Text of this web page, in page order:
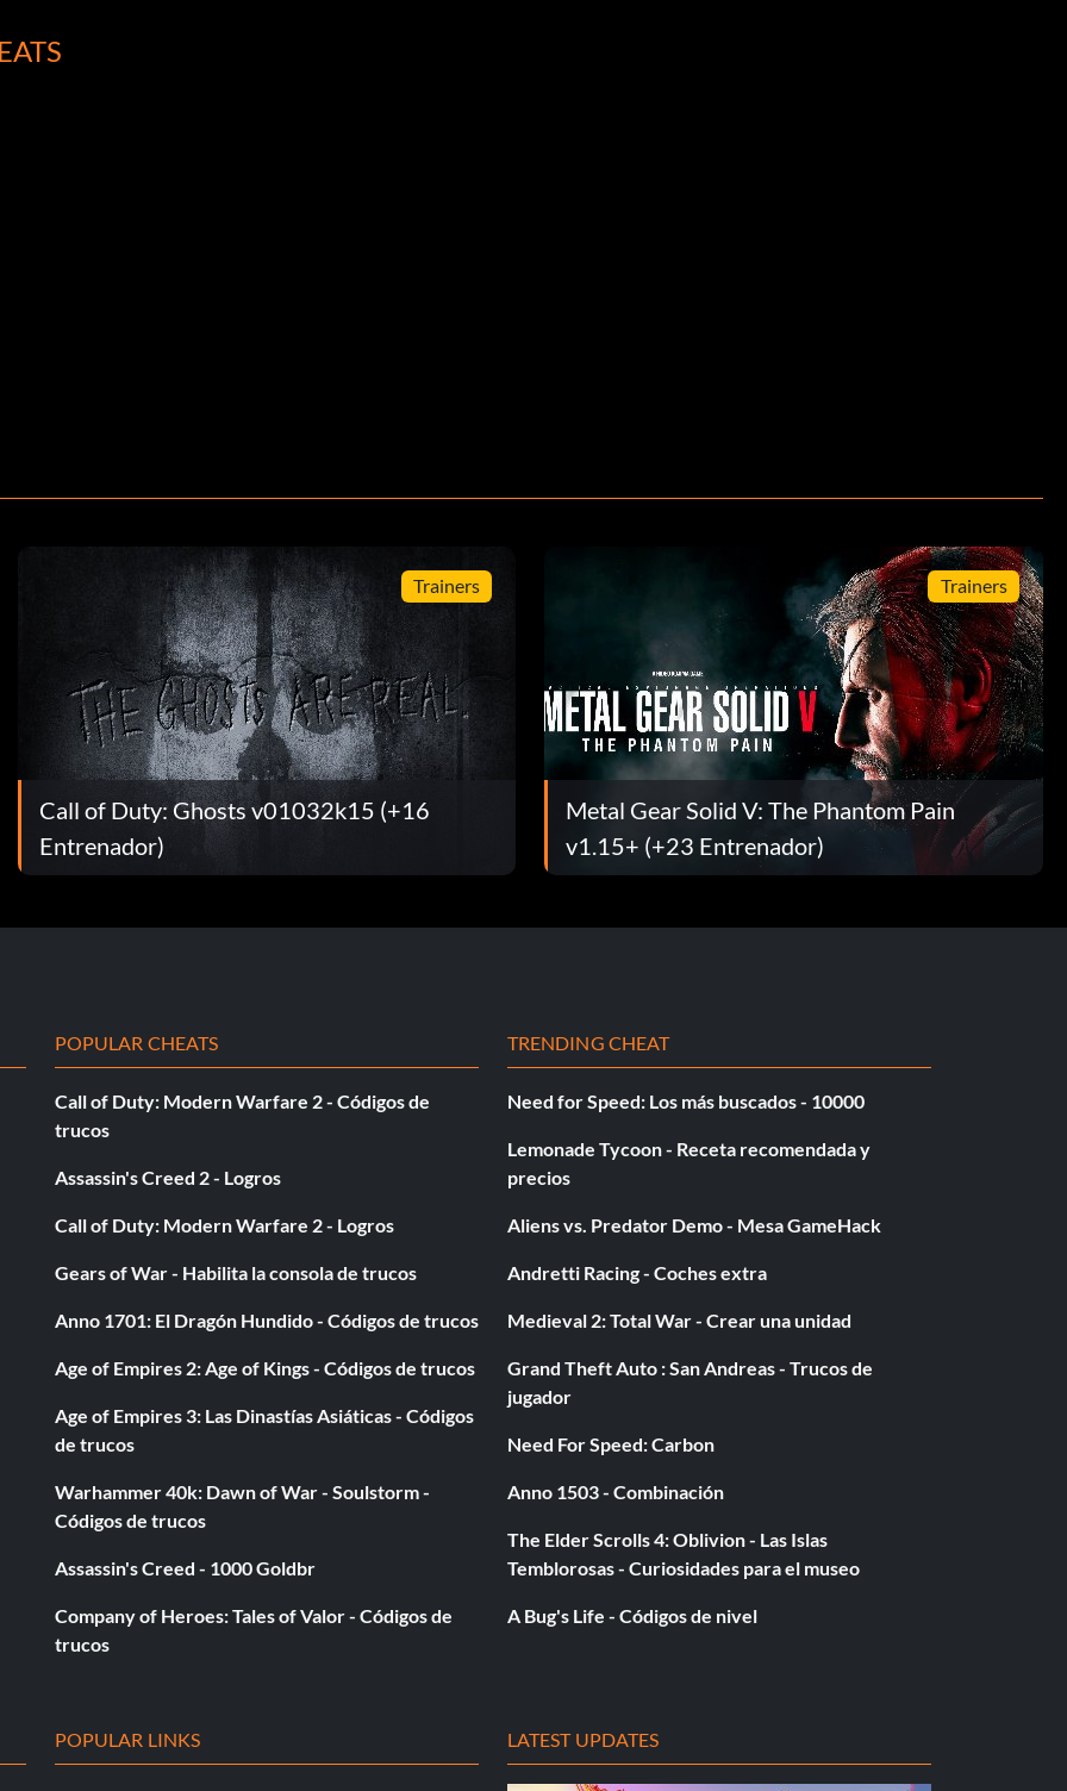
personaje, puedes atacar dos veces. Si atacas con
en tu camino. Puedes encontrarlo en la planta
superar la Cueva Antigua.
Bronze Armor y la mejor arma que puedas comprar
principal se entrene como Swordsman.
al jefe del piso 9, obtendras 6000 de experiencia,
También es una buena forma de dominar
Parasitic Cell, si has aprendido Miracle Hit y estás
Hit cada turno. Tiene 1250 HP así que estarás
Trainers
Call of Duty: Ghosts v01032k15 (+16
Entrenador)
Trainers
Metal Gear Solid V: The Phantom Pain
v1.15+ (+23 Entrenador)
POPULAR CHEATS
Call of Duty: Modern Warfare 2 - Códigos de
trucos
Assassin's Creed 2 - Logros
Call of Duty: Modern Warfare 2 - Logros
Gears of War - Habilita la consola de trucos
Anno 1701: El Dragón Hundido - Códigos de trucos
Age of Empires 2: Age of Kings - Códigos de trucos
Age of Empires 3: Las Dinastías Asiáticas - Códigos
de trucos
Warhammer 40k: Dawn of War - Soulstorm -
Códigos de trucos
Assassin's Creed - 1000 Goldbr
Company of Heroes: Tales of Valor - Códigos de
trucos
TRENDING CHEAT
Need for Speed: Los más buscados - 10000
Lemonade Tycoon - Receta recomendada y
precios
Aliens vs. Predator Demo - Mesa GameHack
Andretti Racing - Coches extra
Medieval 2: Total War - Crear una unidad
Grand Theft Auto : San Andreas - Trucos de
jugador
Need For Speed: Carbon
Anno 1503 - Combinación
The Elder Scrolls 4: Oblivion - Las Islas
Temblorosas - Curiosidades para el museo
A Bug's Life - Códigos de nivel
POPULAR LINKS LATEST UPDATES